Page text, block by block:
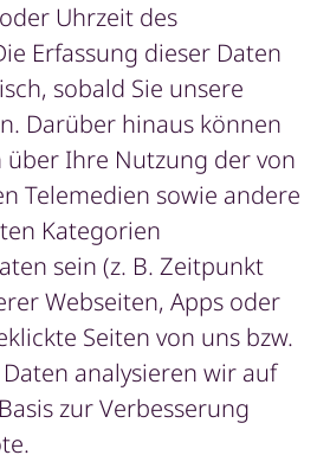
Uhrzeit des
Erfassung dieser Daten
sobald Sie unsere
Darüber hinaus können
über Ihre Nutzung der von
Telemedien sowie andere
Kategorien
sein (z. B. Zeitpunkt
Webseiten, Apps oder
Seiten von uns bzw.
analysieren wir auf
zur Verbesserung